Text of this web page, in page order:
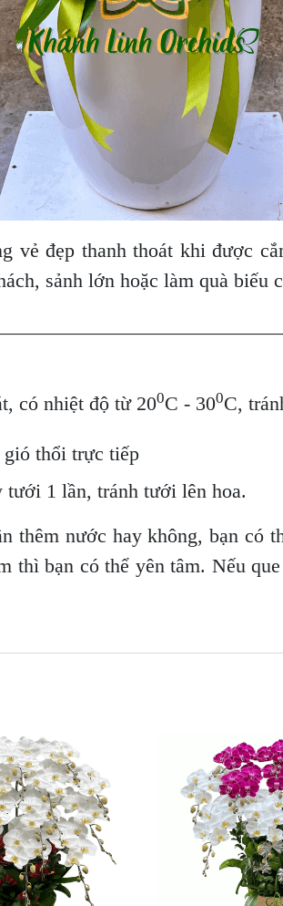
vẻ đẹp thanh thoát khi được
sảnh lớn hoặc làm quà biếu
có nhiệt độ từ 200C - 300C,
gió thổi trực tiếp
1 lần, tránh tưới lên hoa.
nước hay không, bạn có
thì bạn có thể yên tâm. Nếu